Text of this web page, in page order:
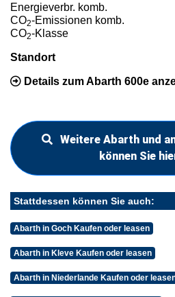
Energieverbr. komb.
CO2-Emissionen komb.
CO2-Klasse
Standort
Details zum Abarth 600e
Weitere Abarth und
können Sie
Stattdessen können Sie auch:
Abarth in Goch Kaufen oder leasen
Abarth in Kleve Kaufen oder leasen
Abarth in Niederlande Kaufen oder